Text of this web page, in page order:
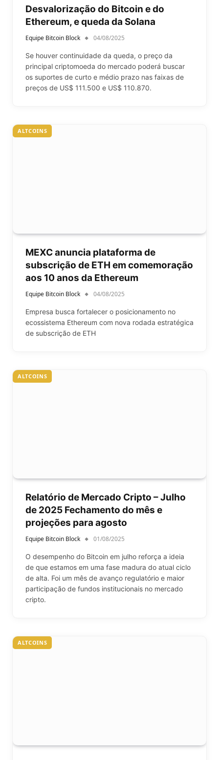
Desvalorização do Bitcoin e do
Ethereum, e queda da Solana
Equipe Bitcoin Block 04/08/2025
Se houver continuidade da queda, o preço da
principal criptomoeda do mercado poderá buscar
os suportes de curto e médio prazo nas faixas de
preços de US$ 111.500 e US$ 110.870.
ALTCOINS
MEXC anuncia plataforma de
subscrição de ETH em comemoração
aos 10 anos da Ethereum
Equipe Bitcoin Block 04/08/2025
Empresa busca fortalecer o posicionamento no
ecossistema Ethereum com nova rodada estratégica
de subscrição de ETH
ALTCOINS
Relatório de Mercado Cripto – Julho
de 2025 Fechamento do mês e
projeções para agosto
Equipe Bitcoin Block 01/08/2025
O desempenho do Bitcoin em julho reforça a ideia
de que estamos em uma fase madura do atual ciclo
de alta. Foi um mês de avanço regulatório e maior
participação de fundos institucionais no mercado
cripto.
ALTCOINS